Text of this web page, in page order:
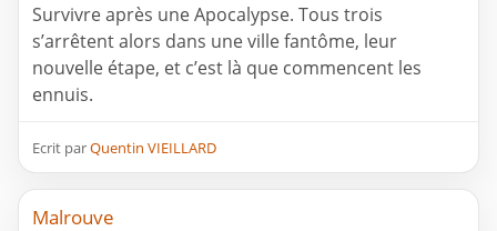
Survivre après une Apocalypse. Tous trois
s’arrêtent alors dans une ville fantôme, leur
nouvelle étape, et c’est là que commencent les
ennuis.
Ecrit parQuentin VIEILLARD
Malrouve